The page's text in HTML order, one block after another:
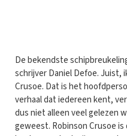
De bekendste
schrijver Daniel Defoe. Juist,
Crusoe. Dat is het
verhaal dat iedereen kent,
dus niet alleen veel gelezen
geweest. Robinson Crusoe